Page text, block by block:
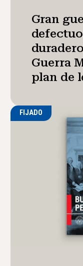
Gran
Guerra
plan de
FIJADO